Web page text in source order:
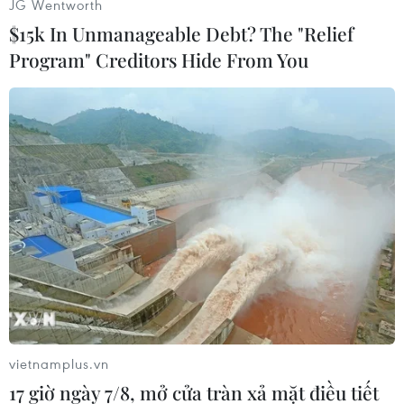
#Bộ Chính trị
#Nghị quyết Đại hội XIII
#Người Việt Nam ở nước ngoài
JG Wentworth
$15k In Unmanageable Debt? The "Relief
Program" Creditors Hide From You
vietnamplus.vn
17 giờ ngày 7/8, mở cửa tràn xả mặt điều tiết